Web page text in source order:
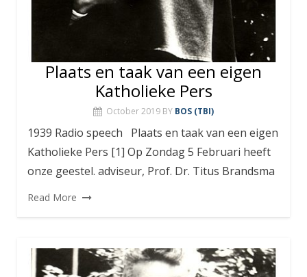
Plaats en taak van een eigen
Katholieke Pers
October 2019 BY BOS (TBI)
1939 Radio speech Plaats en taak van een eigen
Katholieke Pers [1] Op Zondag 5 Februari heeft
onze geestel. adviseur, Prof. Dr. Titus Brandsma
Read More